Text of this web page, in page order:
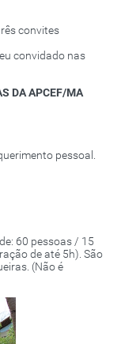
convites
convidado nas
DA APCEF/MA
pessoal.
60 pessoas / 15
de até 5h). São
(Não é